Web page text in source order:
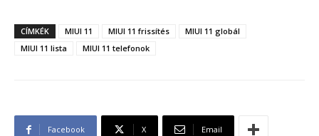
CÍMKÉK MIUI 11 MIUI 11 frissítés
MIUI 11 globál
MIUI 11 lista
MIUI 11 telefonok
Facebook X Email